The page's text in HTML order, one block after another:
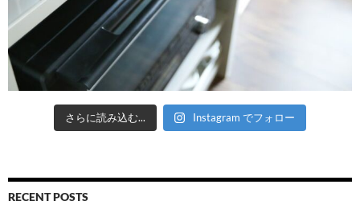
さらに読み込む... Instagram でフォロー
RECENT POSTS